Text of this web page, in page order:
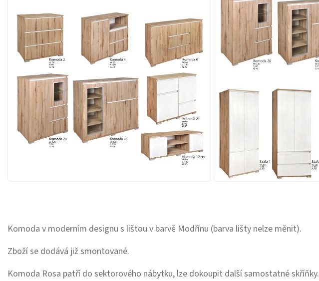
Komoda v moderním designu s lištou v barvě Modřínu (barva lišty nelze měnit).
Zboží se dodává již smontované.
Komoda Rosa patří do sektorového nábytku, lze dokoupit další samostatné skříňky.